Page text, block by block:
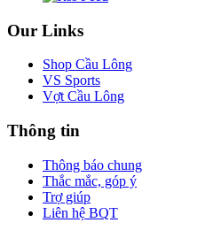
Our Links
Shop Cầu Lông
VS Sports
Vợt Cầu Lông
Thông tin
Thông báo chung
Thắc mắc, góp ý
Trợ giúp
Liên hệ BQT